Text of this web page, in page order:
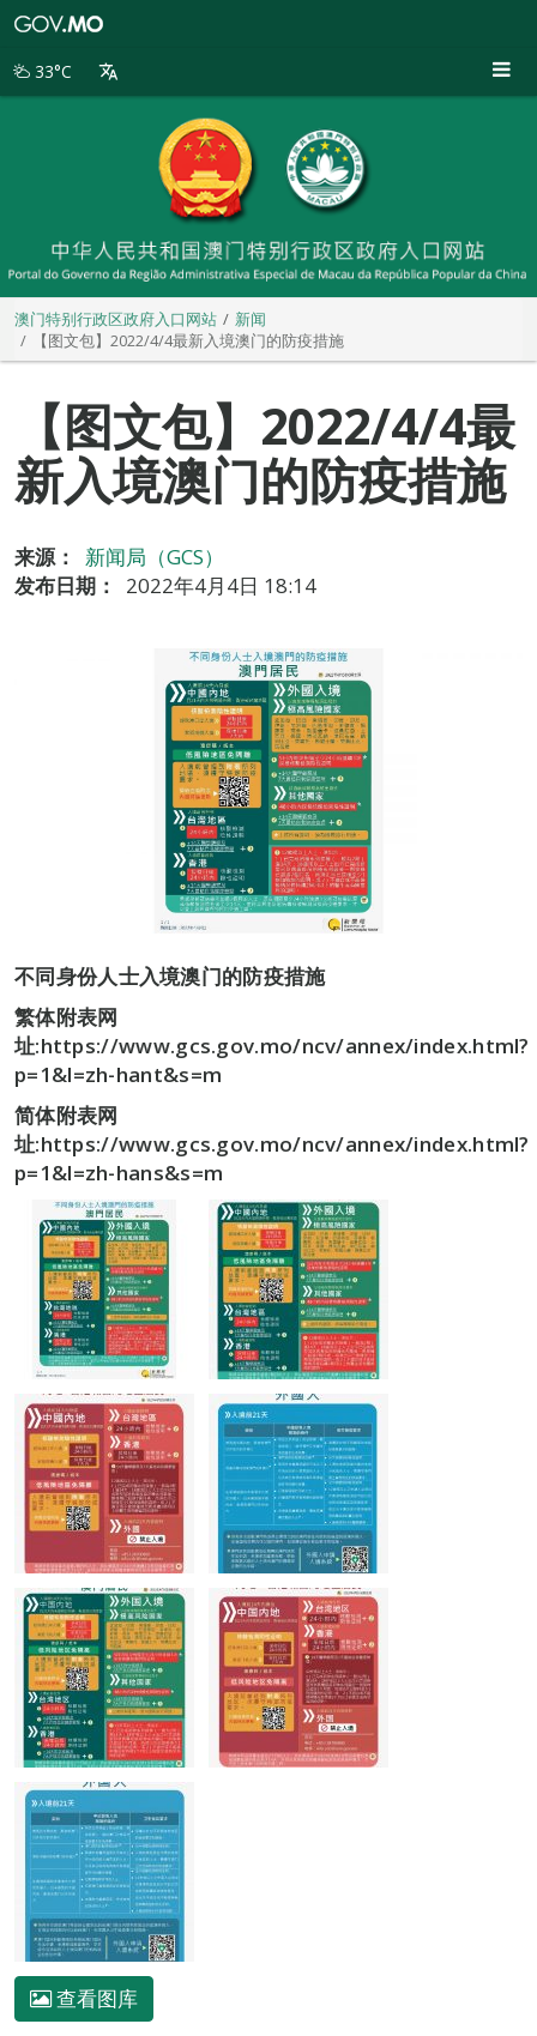
别
33°C
澳门特别行政区政府入口网站
新闻
【图文包】2022/4/4最新入境澳门的防疫措施
【图文包】2022/4/4最
新入境澳门的防疫措施
来源：
新闻局（GCS）
发布日期：
2022年4月4日 18:14
不同身份人士入境澳门的防疫措施
繁体附表网
址:https://www.gcs.gov.mo/ncv/annex/index.html?
p=1&l=zh-hant&s=m
简体附表网
址:https://www.gcs.gov.mo/ncv/annex/index.html?
p=1&l=zh-hans&s=m
查看图库